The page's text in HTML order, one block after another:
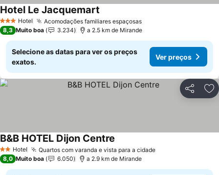
3 EstrelasHotel Acomodações familiares espaçosas
Hotel Le Jacquemart
8,3 Muito boa 3.234 a 2.5 km de Mirande
Selecione as datas para ver os preços
exatos.
Ver preços
Partilhar
2 Estrelas
Hotel Quartos com varanda e vista para a cidade
B&B HOTEL Dijon Centre
8,0 Muito boa 6.050 a 2.9 km de Mirande